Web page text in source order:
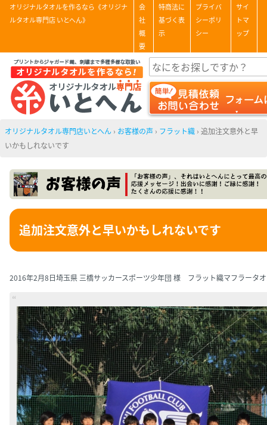
オリジナルタオルを作るなら《オリジナ
ルタオル専門店 いとへん》
会
社
概
要
特商法に
基づく表
示
プライバ
シーポリ
シー
サイ
トマ
ップ
オリジナルタオル専門店いとへん › お客様の声 › フラット織 › 追加注文意外と早
いかもしれないです
追加注文意外と早いかもしれないです
2016年2月8日埼玉県 三橋サッカースポーツ少年団 様 フラット織マフラータ